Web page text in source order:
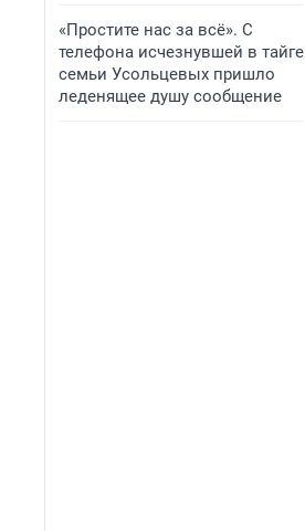
«Простите нас за всё». С
телефона исчезнувшей в тайге
семьи Усольцевых пришло
леденящее душу сообщение